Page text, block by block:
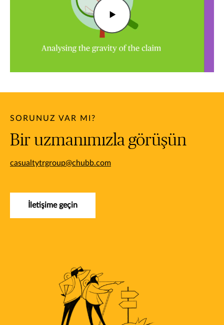
SORUNUZ VAR MI?
Bir uzmanımızla görüşün
casualtytrgroup@chubb.com
İletişime geçin